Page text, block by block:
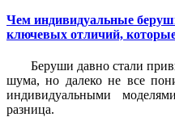
Чем индивидуальные
ключевых отличий,
Беруши давно стали
шума, но далеко не все
индивидуальными
разница.